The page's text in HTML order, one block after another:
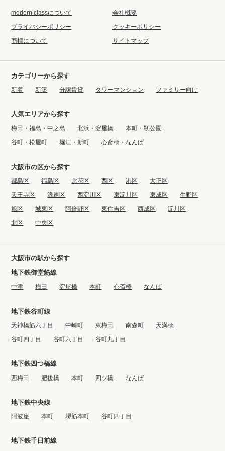
modern classについて
会社概要
プライバシーポリシー
クッキーポリシー
商標について
サイトマップ
カテゴリーから探す
新着 新築 分譲賃貸 タワーマンション ファミリー向け
人気エリアから探す
梅田・福島・中之島 北浜・淀屋橋
本町・靭公園
谷町・松屋町
堀江・新町 心斎橋・なんば
大阪市の区から探す
都島区 福島区 此花区 西区 港区
大正区
天王寺区
浪速区 西淀川区 東淀川区 東成区
生野区
旭区
城東区 阿倍野区 東住吉区 西成区
淀川区
北区
中央区
大阪市の駅から探す
地下鉄御堂筋線
中津 梅田 淀屋橋 本町 心斎橋 なんば
地下鉄谷町線
天神橋筋六丁目 中崎町 東梅田 南森町
天満橋
谷町四丁目
谷町六丁目 谷町九丁目
地下鉄四つ橋線
西梅田 肥後橋 本町 四ツ橋 なんば
地下鉄中央線
阿波座 本町 堺筋本町 谷町四丁目
地下鉄千日前線